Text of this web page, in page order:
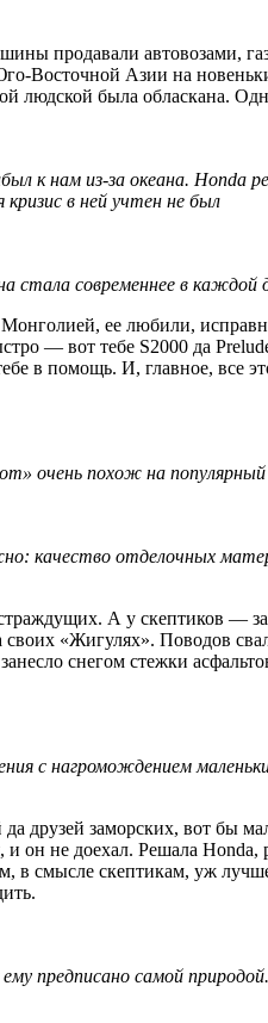
продавали автовозами,
Восточной Азии на
людской была обласкана.
к нам из-за океана.
кризис в ней учтен не был
современнее в каждой
ее любили,
— вот тебе S2000 да
в помощь. И, главное, все
очень похож на
качество отделочных
А у скептиков —
своих «Жигулях». Поводов
снегом стежки
с нагромождением
друзей заморских, вот бы
и он не доехал. Решала
в смысле скептикам, уж
предписано самой